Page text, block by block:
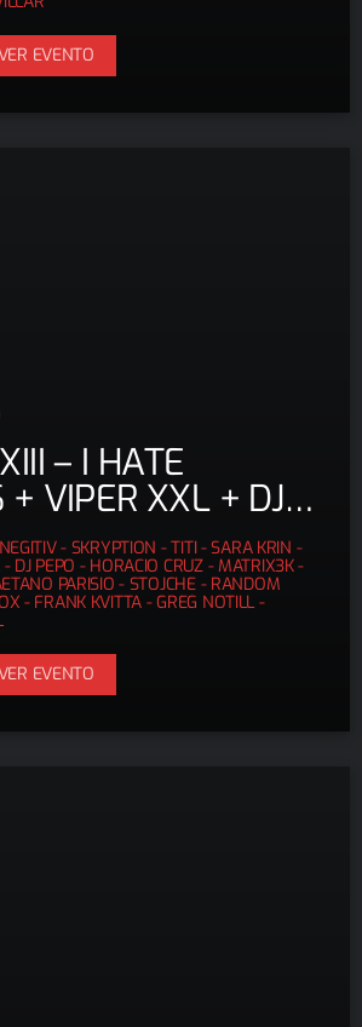
EVENTO
– I HATE
+ VIPER XXL + DJ
COX +
+ TITI + DJ
VARELA +
- SKRYPTION - TITI - SARA KRIN -
DJ PEPO - HORACIO CRUZ - MATRIX3K -
PARISIO - STOJCHE - RANDOM
- FRANK KVITTA - GREG NOTILL -
EVENTO